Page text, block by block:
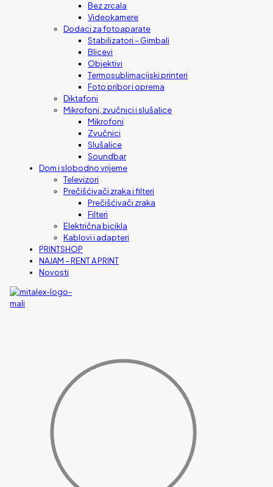
Bez zrcala
Videokamere
Dodaci za fotoaparate
Stabilizatori – Gimbali
Blicevi
Objektivi
Termosublimacijski printeri
Foto pribor i oprema
Diktafoni
Mikrofoni, zvučnici i slušalice
Mikrofoni
Zvučnici
Slušalice
Soundbar
Dom i slobodno vrijeme
Televizori
Prečišćivači zraka i filteri
Prečišćivači zraka
Filteri
Električna bicikla
Kablovi i adapteri
PRINTSHOP
NAJAM – RENT A PRINT
Novosti